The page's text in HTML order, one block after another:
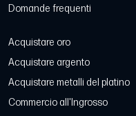
Domande frequenti
Acquistare oro
Acquistare argento
Acquistare metalli del platino
Commercio all'Ingrosso